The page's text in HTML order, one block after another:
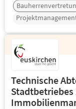
Technische
Stadtbetriebes